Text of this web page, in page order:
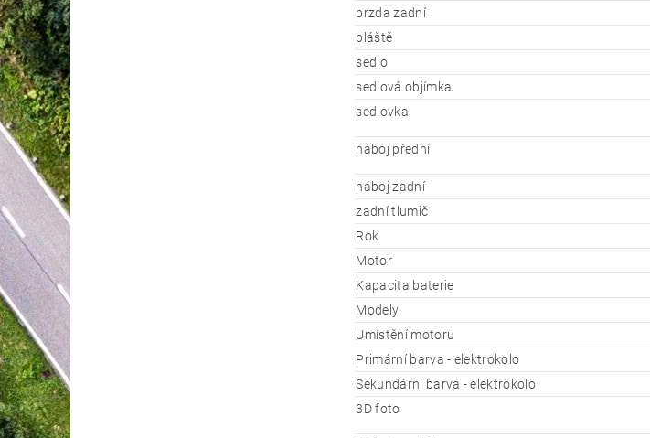
brzda zadní
pláště
sedlo
sedlová objímka
sedlovka
náboj přední
náboj zadní
zadní tlumič
Rok
Motor
Kapacita baterie
Modely
Umístění motoru
Primární barva - elektrokolo
Sekundární barva - elektrokolo
3D foto